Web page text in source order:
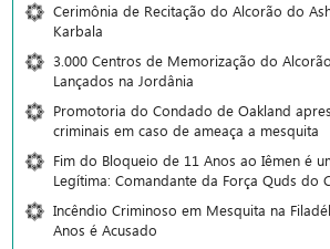
Cerimônia de Recitação do Alcorão do
Karbala
3.000 Centros de Memorização do
Lançados na Jordânia
Promotoria do Condado de Oakland
criminais em caso de ameaça a mesquita
Fim do Bloqueio de 11 Anos ao Iêmen é
Legítima: Comandante da Força Quds do
Incêndio Criminoso em Mesquita na
Anos é Acusado